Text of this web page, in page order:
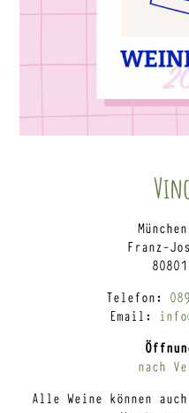
Franz-
Telefon:
Email:
nach
Alle Weine können